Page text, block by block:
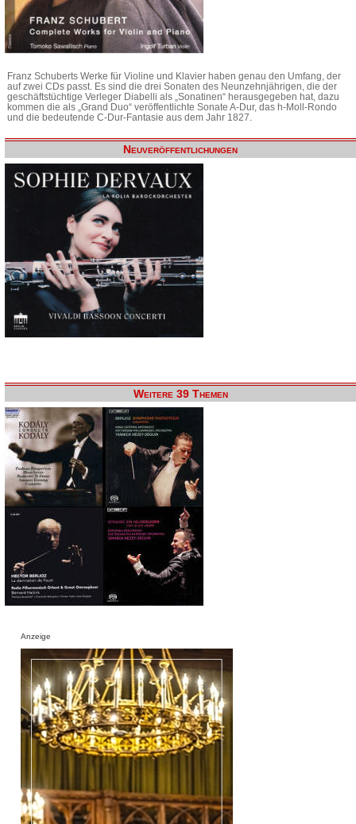
Franz Schuberts Werke für Violine und Klavier haben genau den Umfang, der
auf zwei CDs passt. Es sind die drei Sonaten des Neunzehnjährigen, die der
geschäftstüchtige Verleger Diabelli als „Sonatinen“ herausgegeben hat, dazu
kommen die als „Grand Duo“ veröffentlichte Sonate A-Dur, das h-Moll-Rondo
und die bedeutende C-Dur-Fantasie aus dem Jahr 1827.
Neuveröffentlichungen
Weitere 39 Themen
Anzeige